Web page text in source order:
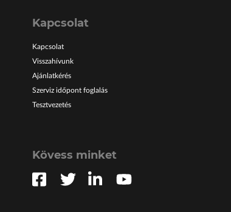
Kapcsolat
Kapcsolat
Visszahívunk
Ajánlatkérés
Szerviz időpont foglalás
Tesztvezetés
Kövess minket